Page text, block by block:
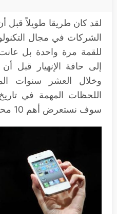
لقد كان طريقا طويلاً قبل
الشركات في مجال
للقمة مرة واحدة بل
إلى حافة الإنهيار قبل
وخلال العشر سنوات
اللحظات المهمة في
سوف نستعرض أهم 10 محطات منها مرت على أبل.